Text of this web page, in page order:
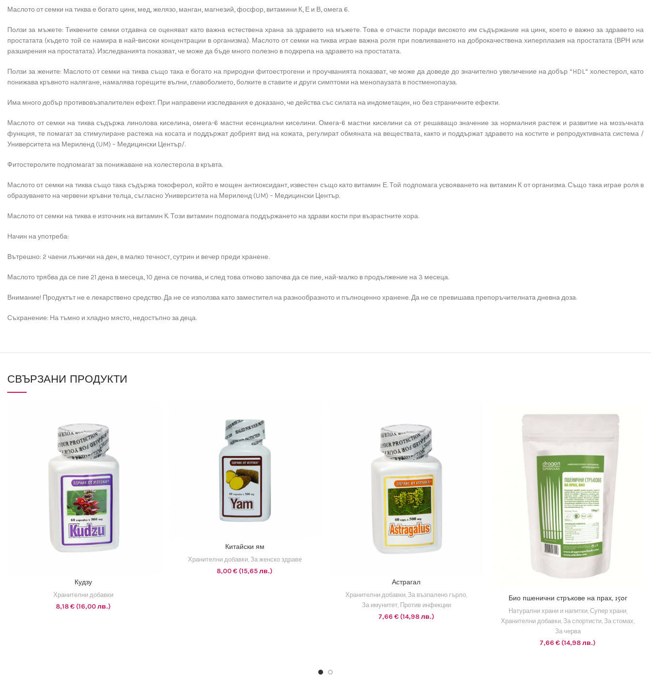
Маслото от семки на тиква е богато цинк, мед, желязо, манган, магнезий, фосфор, витамини К, Е и В, омега 6.
Ползи за мъжете: Тиквените семки отдавна се оценяват като важна естествена храна за здравето на мъжете. Това е отчасти поради високото им съдържание на цинк, което е важно за здравето на
простатата (където той се намира в най-високи концентрации в организма). Маслото от семки на тиква играе важна роля при повлияването на доброкачествена хиперплазия на простатата (ВРН или
разширения на простатата). Изследванията показват, че може да бъде много полезно в подкрепа на здравето на простатата.
Ползи за жените: Маслото от семки на тиква също така е богато на природни фитоестрогени и проучванията показват, че може да доведе до значително увеличение на добър “HDL” холестерол, като
понижава кръвното налягане, намалява горещите вълни, главоболието, болките в ставите и други симптоми на менопаузата в постменопауза.
Има много добър противовъзпалителен ефект. При направени изследвания е доказано, че действа със силата на индометацин, но без страничните ефекти.
Маслото от семки на тиква съдържа линолова киселина, омега-6 мастни есенциални киселини. Омега-6 мастни киселини са от решаващо значение за нормалния растеж и развитие на мозъчната
функция, те помагат за стимулиране растежа на косата и поддържат добрият вид на кожата, регулират обмяната на веществата, както и поддържат здравето на костите и репродуктивната система /
Университета на Мериленд (UM) – Медицински Център/.
Фитостеролите подпомагат за понижаване на холестерола в кръвта.
Маслото от семки на тиква също така съдържа токоферол, който е мощен антиоксидант, известен също като витамин Е. Той подпомага усвояването на витамин К от организма. Също така играе роля в
образуването на червени кръвни телца, съгласно Университета на Мериленд (UM) – Медицински Център.
Маслото от семки на тиква е източник на витамин К. Този витамин подпомага поддържането на здрави кости при възрастните хора.
Начин на употреба:
Вътрешно: 2 чаени лъжички на ден, в малко течност, сутрин и вечер преди хранене.
Маслото трябва да се пие 21 дена в месеца, 10 дена се почива, и след това отново започва да се пие, най-малко в продължение на 3 месеца.
Внимание! Продуктът не е лекарствено средство. Да не се използва като заместител на разнообразното и пълноценно хранене. Да не се превишава препоръчителната дневна доза.
Съхранение: На тъмно и хладно място, недостъпно за деца.
СВЪРЗАНИ ПРОДУКТИ
1 EUR = 1.95583 BGN
ДОБАВЯНЕ В КОЛИЧКАТА
Кудзу
Хранителни добавки
8,18€(16,00 лв.)
1 EUR = 1.95583 BGN
ДОБАВЯНЕ В КОЛИЧКАТА
Китайски ям
Хранителни добавки, За женско здраве
8,00€ (15,65 лв.)
1 EUR = 1.95583 BGN
ДОБАВЯНЕ В КОЛИЧКАТА
Астрагал
Хранителни добавки За възпалено гърло
За имунитет, Против инфекции
7,66 €(14,98 лв.)
1 EUR = 1.95583 BGN
ДОБАВЯНЕ В КОЛИЧКАТА
Био пшенични стръкове на прах, 150г
Натурални храни и напитки, Супер храни,
Хранителни добавки, За спортисти, За стомах,
За черва
7,66€ (14,98 лв.)